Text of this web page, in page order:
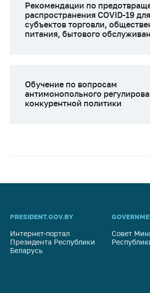
Рекомендации по
распространения COVID-19 для
субъектов торговли,
питания, бытового
Обучение по вопросам
антимонопольного
конкурентной политики
PRESIDENT.GOV.BY
Интернет-портал
Президента Республики
Беларусь
Совет